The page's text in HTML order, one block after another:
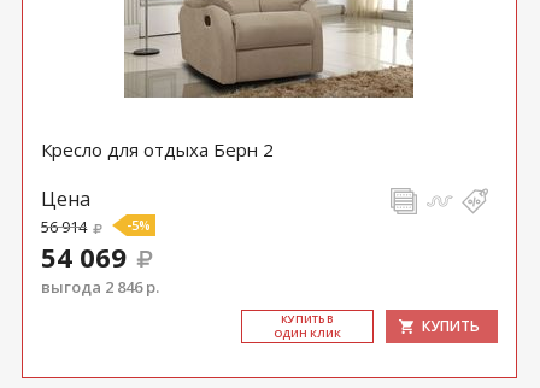
Кресло для отдыха Берн 2
Цена
56 914 -5%
54 069
выгода 2 846 р.
КУ­ПИТЬ В
ОДИН КЛИК
КУПИТЬ